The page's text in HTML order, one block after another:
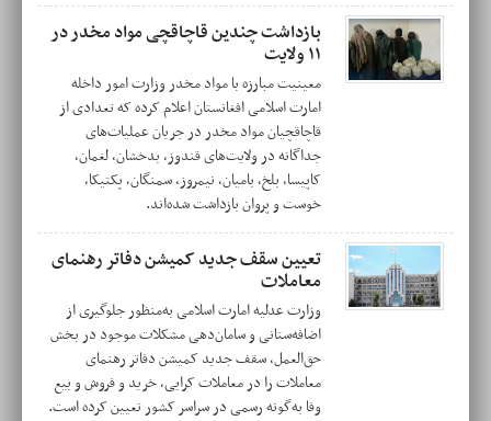
بازداشت چندین قاچاقچی مواد مخدر در
۱۱ ولایت
معینیت مبارزه با مواد مخدر وزارت امور داخله
امارت اسلامی افغانستان اعلام کرده که تعدادی از
قاچاقچیان مواد مخدر در جریان عملیات‌های
جداگانه در ولایت‌های قندوز، بدخشان، لغمان،
کاپیسا، بلخ، بامیان، نیمروز، سمنگان، پکتیکا،
خوست و پروان بازداشت شده‌اند.
تعیین سقف جدید کمیشن دفاتر رهنمای
معاملات
وزارت عدلیه امارت اسلامی به‌منظور جلوگیری از
اضافه‌ستانی و سامان‌دهی مشکلات موجود در بخش
حق‌العمل، سقف جدید کمیشن دفاتر رهنمای
معاملات را در معاملات کرایی، خرید و فروش و بیع
وفا به‌گونه رسمی در سراسر کشور تعیین کرده است.